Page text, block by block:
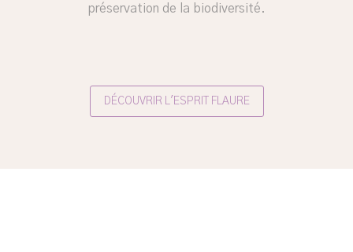
préservation de la biodiversité.
DÉCOUVRIR L'ESPRIT FLAURE